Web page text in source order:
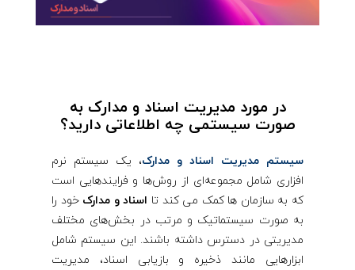
در مورد مدیریت اسناد و مدارک به
صورت سیستمی چه اطلاعاتی دارید؟
سیستم مدیریت اسناد و مدارک، یک سیستم نرم
افزاری شامل مجموعه‌ای از روش‌ها و فرایندهایی است
که به سازمان ها کمک می کند تا اسناد و مدارک خود را
به صورت سیستماتیک و مرتب در بخش‌های مختلف
مدیریتی در دسترس داشته باشند. این سیستم شامل
ابزارهایی مانند ذخیره و بازیابی اسناد، مدیریت